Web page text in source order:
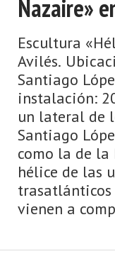
Nazaire»
Escultura
Avilés.
Santiago
instalación:
un lateral de
Santiago
como la de la
hélice de las
trasatlánticos
vienen a